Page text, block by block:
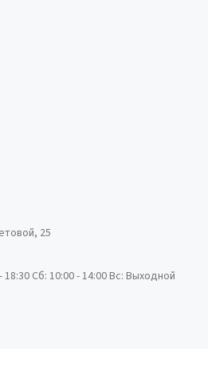
25
18:30 Сб: 10:00 - 14:00 Вс: Выходной